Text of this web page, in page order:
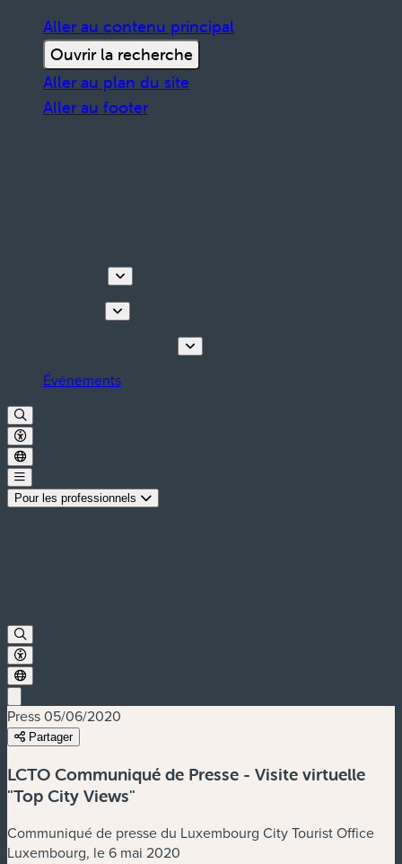
Aller au contenu principal
Ouvrir la recherche
Aller au plan du site
Aller au footer
Événements
Pour les professionnels
Press05/06/2020
Partager
LCTO Communiqué de Presse - Visite virtuelle
"Top City Views"
Communiqué de presse du Luxembourg City Tourist Office
Luxembourg, le 6 mai 2020